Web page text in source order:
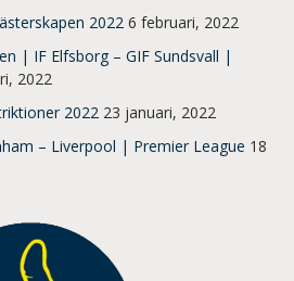
2022 6 februari, 2022
| IF Elfsborg – GIF Sundsvall |
2022
2022 23 januari, 2022
– Liverpool | Premier League 18